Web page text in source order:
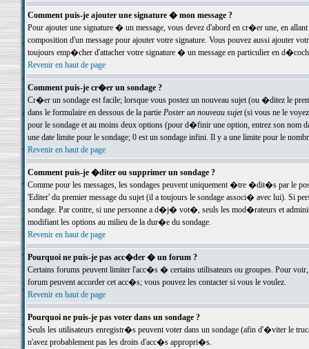
Comment puis-je ajouter une signature � mon message ?
Pour ajouter une signature � un message, vous devez d'abord en cr�er une, en
composition d'un message pour ajouter votre signature. Vous pouvez aussi ajouter
toujours emp�cher d'attacher votre signature � un message en particulier en
Revenir en haut de page
Comment puis-je cr�er un sondage ?
Cr�er un sondage est facile; lorsque vous postez un nouveau sujet (ou �ditez le
dans le formulaire en dessous de la partie Poster un nouveau sujet(si vous ne le voyez
pour le sondage et au moins deux options (pour d�finir une option, entrez son nom
une date limite pour le sondage; 0 est un sondage infini. Il y a une limite pour le
Revenir en haut de page
Comment puis-je �diter ou supprimer un sondage ?
Comme pour les messages, les sondages peuvent uniquement �tre �dit�s par le
'Editer' du premier message du sujet (il a toujours le sondage associ� avec lui). Si
sondage. Par contre, si une personne a d�j� vot�, seuls les mod�rateurs et
modifiant les options au milieu de la dur�e du sondage.
Revenir en haut de page
Pourquoi ne puis-je pas acc�der � un forum ?
Certains forums peuvent limiter l'acc�s � certains utilisateurs ou groupes. Pour
forum peuvent accorder cet acc�s; vous pouvez les contacter si vous le voulez.
Revenir en haut de page
Pourquoi ne puis-je pas voter dans un sondage ?
Seuls les utilisateurs enregistr�s peuvent voter dans un sondage (afin d'�viter le
n'avez probablement pas les droits d'acc�s appropri�s.